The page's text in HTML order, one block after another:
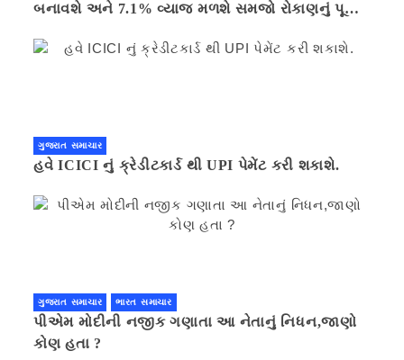
બનાવશે અને 7.1% વ્યાજ મળશે સમજો રોકાણનું પૂરું
ગુજરાત સમાચાર
હવે ICICI નું ક્રેડીટકાર્ડ થી UPI પેમેંટ કરી શકાશે.
ગુજરાત સમાચાર ભારત સમાચાર
પીએમ મોદીની નજીક ગણાતા આ નેતાનું નિધન,જાણો
કોણ હતા ?